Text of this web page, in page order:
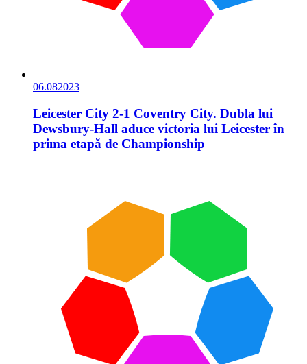
06.082023
Leicester City 2-1 Coventry City. Dubla lui
Dewsbury-Hall aduce victoria lui Leicester în
prima etapă de Championship